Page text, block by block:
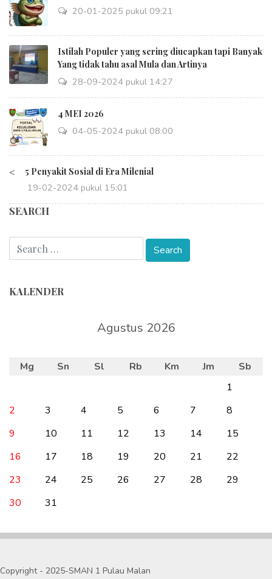
20-01-2025 pukul 09:21
Istilah Populer yang sering diucapkan tapi Banyak
Yang tidak tahu asal Mula dan Artinya
28-09-2024 pukul 14:27
4 MEI 2026
04-05-2024 pukul 08:00
< 5 Penyakit Sosial di Era Milenial
19-02-2024 pukul 15:01
SEARCH
KALENDER
Agustus 2026
Mg Sn Sl Rb Km Jm
Sb
1
2
3 4 5 6 7
8
9
10 11 12 13 14
15
16
17 18 19 20 21
22
23
24 25 26 27 28
29
30
31
Copyright - 2025-SMAN 1 Pulau Malan